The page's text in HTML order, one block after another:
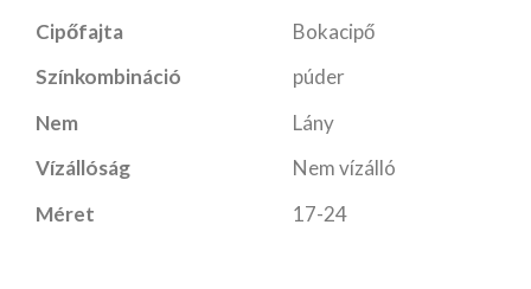
Cipőfajta
Bokacipő
Színkombináció
púder
Nem
Lány
Vízállóság
Nem vízálló
Méret
17-24